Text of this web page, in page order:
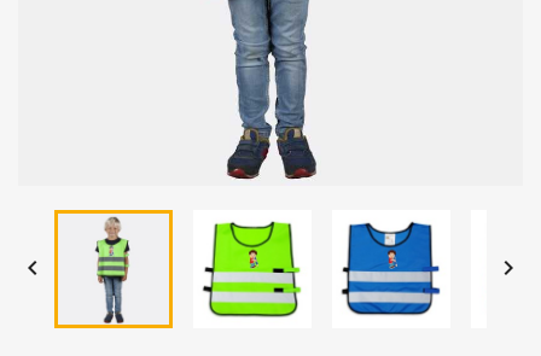
 